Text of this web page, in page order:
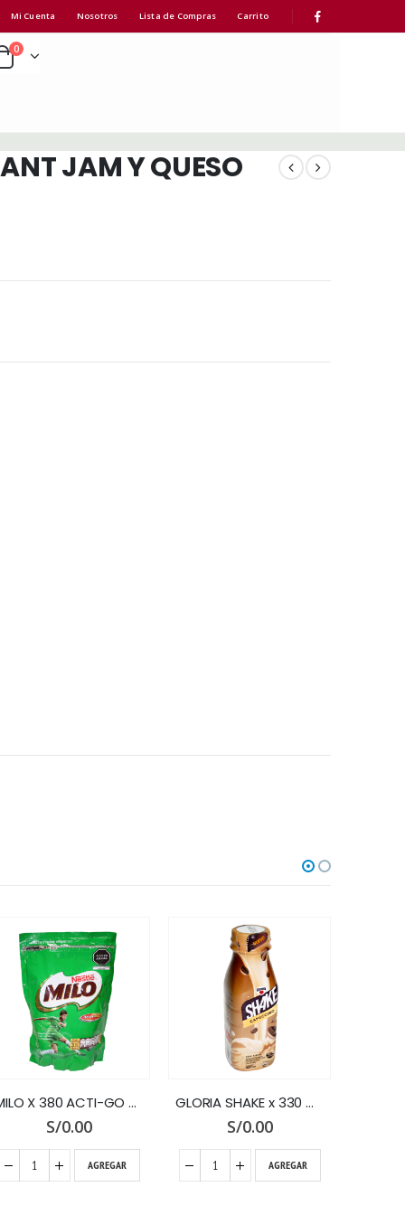
Mi Cuenta Nosotros Lista de Compras Carrito
0
JAM Y QUESO
MILO X 380 ACTI-GO DOY PACK
S/0.00
AGREGAR
GLORIA SHAKE x 330 ML.CAPUCCINO
S/0.00
AGREGAR